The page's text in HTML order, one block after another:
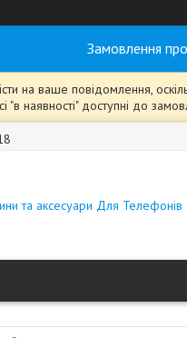
Замовлення
на ваше повідомлення,
"в наявності" доступні до
та аксесуари Для Телефонів